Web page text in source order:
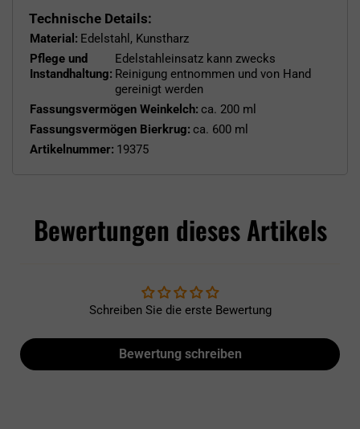
Technische Details:
Material: Edelstahl, Kunstharz
Pflege und
Instandhaltung:
Edelstahleinsatz kann zwecks
Reinigung entnommen und von Hand
gereinigt werden
Fassungsvermögen Weinkelch: ca. 200 ml
Fassungsvermögen Bierkrug: ca. 600 ml
Artikelnummer: 19375
Bewertungen dieses Artikels
Schreiben Sie die erste Bewertung
Bewertung schreiben